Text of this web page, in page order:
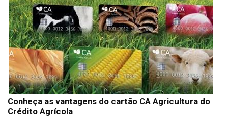
Conheça as vantagens do cartão CA Agricultura do
Crédito Agrícola